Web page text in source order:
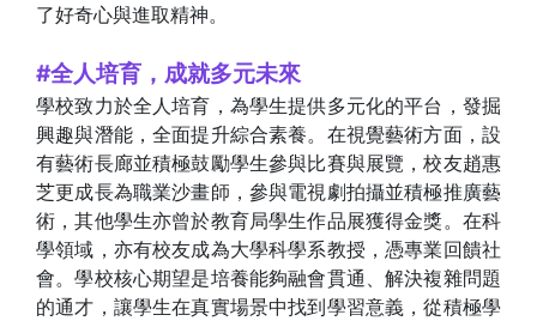
了好奇心與進取精神。
#全人培育，成就多元未來
學校致力於全人培育，為學生提供多元化的平台，發掘
興趣與潛能，全面提升綜合素養。在視覺藝術方面，設
有藝術長廊並積極鼓勵學生參與比賽與展覽，校友趙惠
芝更成長為職業沙畫師，參與電視劇拍攝並積極推廣藝
術，其他學生亦曾於教育局學生作品展獲得金獎。在科
學領域，亦有校友成為大學科學系教授，憑專業回饋社
會。學校核心期望是培養能夠融會貫通、解決複雜問題
的通才，讓學生在真實場景中找到學習意義，從積極學